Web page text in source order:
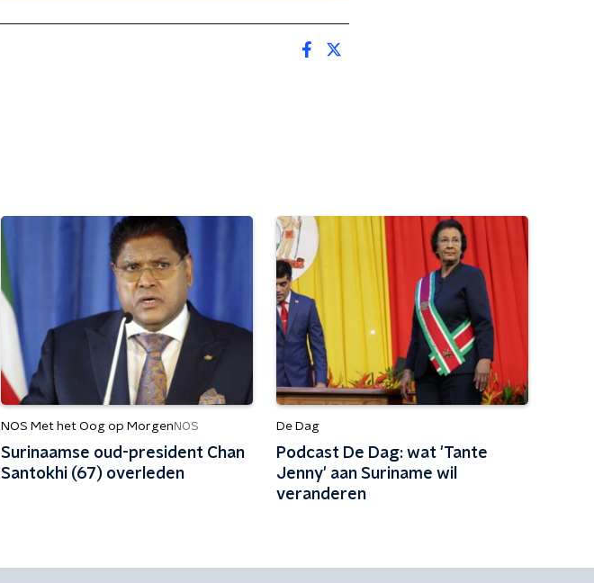
NOS Met het Oog op Morgen NOS
Surinaamse oud-president Chan
Santokhi (67) overleden
De Dag
Podcast De Dag: wat 'Tante
Jenny' aan Suriname wil
veranderen